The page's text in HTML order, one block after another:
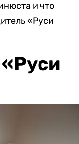
и что
«Руси